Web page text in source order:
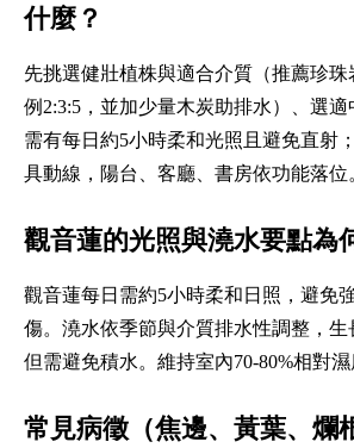
什麼？
先挑選健壯植株與適合介質（推薦珍珠
例2:3:5，並加少量木炭助排水）、選
需有每日約5小時柔和光照且避免直射
具動線，陽台、客廳、書房依功能落位
觀音蓮的光照與澆水要點為
觀音蓮每日需約5小時柔和日照，避免
傷。澆水依季節與介質排水性調整，生
但需避免積水。維持室內70-80%相對濕
常見病徵（焦邊、黃葉、爛